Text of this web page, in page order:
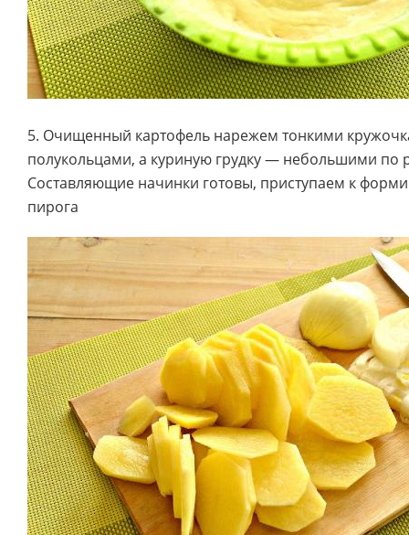
5. Очищенный картофель нарежем тонкими
полукольцами, а куриную грудку — небольшими по
Составляющие начинки готовы, приступаем к
пирога